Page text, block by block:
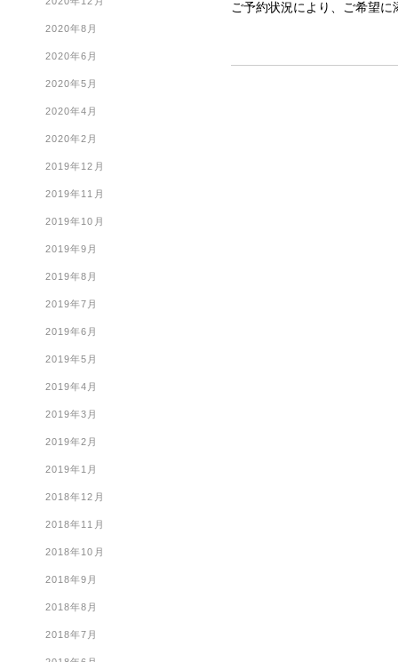
2020年8月
2020年6月
2020年5月
2020年4月
2020年2月
2019年12月
2019年11月
2019年10月
2019年9月
2019年8月
2019年7月
2019年6月
2019年5月
2019年4月
2019年3月
2019年2月
2019年1月
2018年12月
2018年11月
2018年10月
2018年9月
2018年8月
2018年7月
ご予約状況により、ご希望